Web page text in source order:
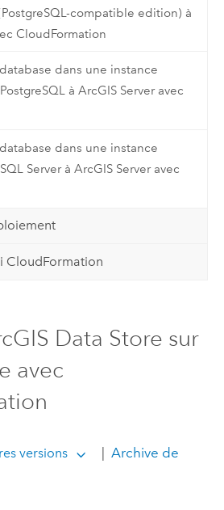
compatible edition) à
CloudFormation
dans une instance
à ArcGIS Server avec
dans une instance
Server à ArcGIS Server avec
CloudFormation
Data Store sur
avec
versions
Archive de